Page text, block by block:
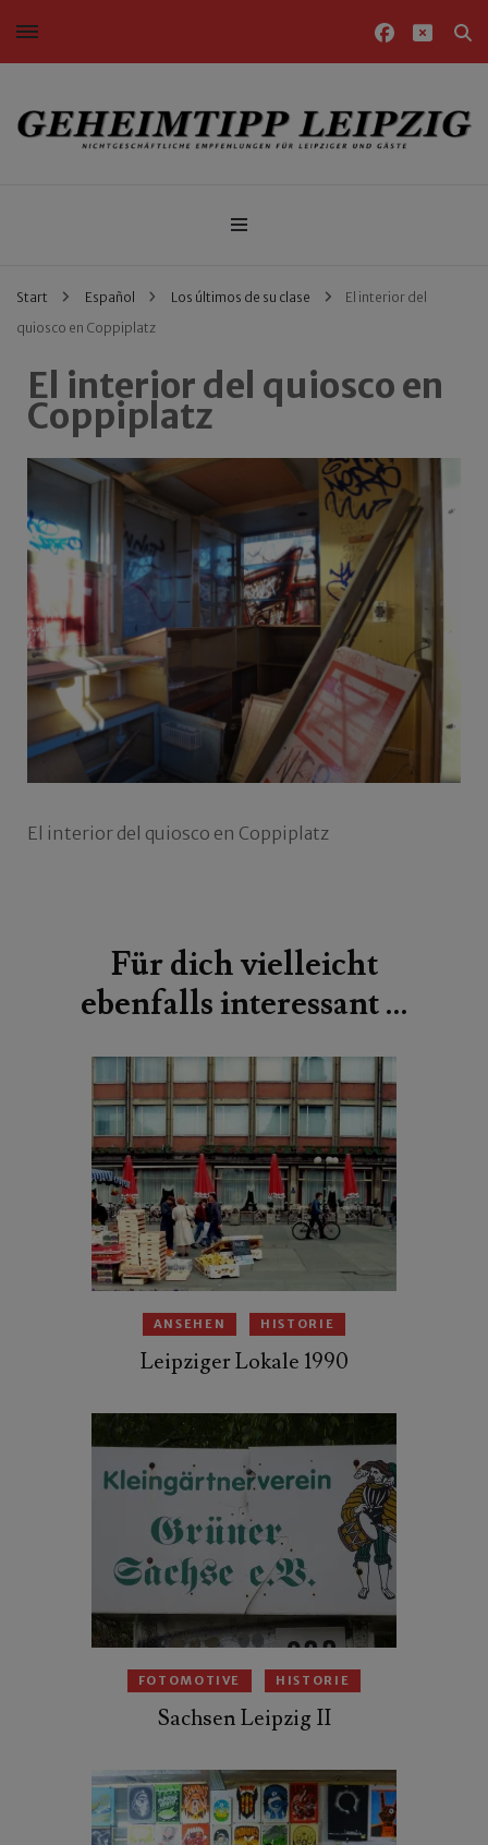
Nichtgeschäftliche Empfehlungen für Leipziger und Gäste
Start Español Los últimos de su clase
El interior del
quiosco en Coppiplatz
El interior del quiosco en
Coppiplatz
El interior del quiosco en Coppiplatz
Für dich vielleicht
ebenfalls interessant …
ANSEHEN HISTORIE
Leipziger Lokale 1990
FOTOMOTIVE HISTORIE
Sachsen Leipzig II